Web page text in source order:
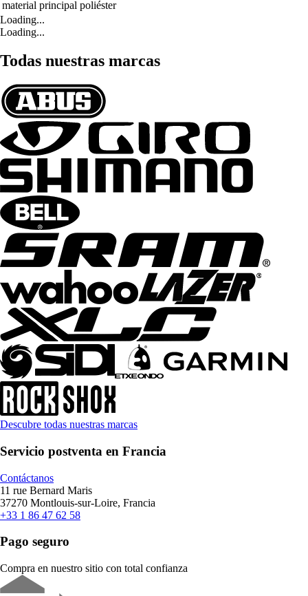
material principal poliéster
Loading...
Loading...
Todas nuestras marcas
Descubre todas nuestras marcas
Servicio postventa en Francia
Contáctanos
11 rue Bernard Maris
37270 Montlouis-sur-Loire, Francia
+33 1 86 47 62 58
Pago seguro
Compra en nuestro sitio con total confianza